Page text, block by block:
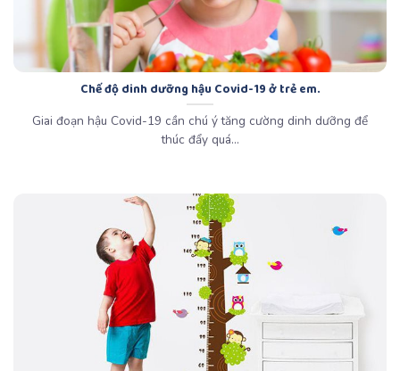
Chế độ dinh dưỡng hậu Covid-19 ở trẻ em.
Giai đoạn hậu Covid-19 cần chú ý tăng cường dinh dưỡng để
thúc đẩy quá...